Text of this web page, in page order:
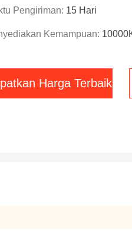
Pengiriman: 15 Hari
Kemampuan:
Harga Terbaik